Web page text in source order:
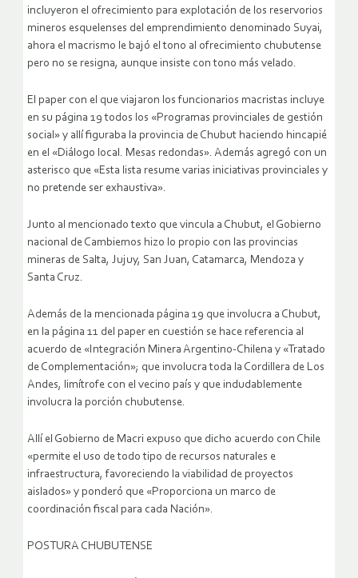
incluyeron el ofrecimiento para explotación de los reservorios
mineros esquelenses del emprendimiento denominado Suyai,
ahora el macrismo le bajó el tono al ofrecimiento chubutense
pero no se resigna, aunque insiste con tono más velado.
El paper con el que viajaron los funcionarios macristas incluye
en su página 19 todos los «Programas provinciales de gestión
social» y allí figuraba la provincia de Chubut haciendo hincapié
en el «Diálogo local. Mesas redondas». Además agregó con un
asterisco que «Esta lista resume varias iniciativas provinciales y
no pretende ser exhaustiva».
Junto al mencionado texto que vincula a Chubut, el Gobierno
nacional de Cambiemos hizo lo propio con las provincias
mineras de Salta, Jujuy, San Juan, Catamarca, Mendoza y
Santa Cruz.
Además de la mencionada página 19 que involucra a Chubut,
en la página 11 del paper en cuestión se hace referencia al
acuerdo de «Integración Minera Argentino-Chilena y «Tratado
de Complementación»; que involucra toda la Cordillera de Los
Andes, limítrofe con el vecino país y que indudablemente
involucra la porción chubutense.
Allí el Gobierno de Macri expuso que dicho acuerdo con Chile
«permite el uso de todo tipo de recursos naturales e
infraestructura, favoreciendo la viabilidad de proyectos
aislados» y ponderó que «Proporciona un marco de
coordinación fiscal para cada Nación».
POSTURA CHUBUTENSE